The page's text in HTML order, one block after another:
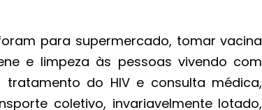
para supermercado, tomar vacina
e limpeza às pessoas vivendo com
tratamento do HIV e consulta médica,
coletivo, invariavelmente lotado,